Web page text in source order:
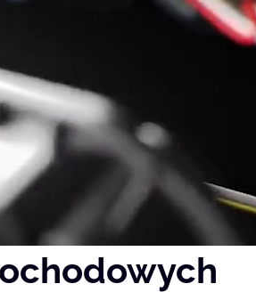
kluczowe znaczenie dla podstawowych
żadnych danych umożliwiających
umożliwiają stronie zapamiętanie
w którym znajduje się użytkownik.
pomagają właścicielem stron internetowych
informacje.
stosowane są w celu śledzenia użytkowników
poszczególnych użytkowników i tym samym